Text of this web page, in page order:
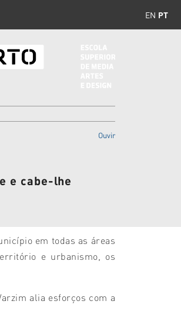
EN PT
Ouvir
e cabe-lhe
em todas as áreas
e urbanismo, os
alia esforços com a